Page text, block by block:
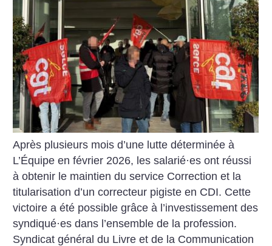
Après plusieurs mois d’une lutte déterminée à
L’Équipe en février 2026, les salarié·es ont réussi
à obtenir le maintien du service Correction et la
titularisation d’un correcteur pigiste en CDI. Cette
victoire a été possible grâce à l’investis­sement des
syndiqué·es dans l’ensemble de la profession.
Syndicat général du Livre et de la Communication